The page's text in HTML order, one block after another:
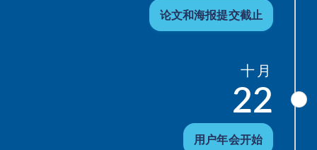
论文和海报提交截止
十月
22
用户年会开始